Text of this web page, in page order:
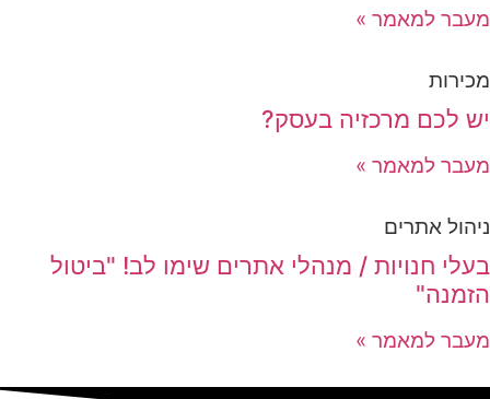
מעבר למאמר »
מכירות
יש לכם מרכזיה בעסק?
מעבר למאמר »
ניהול אתרים
בעלי חנויות / מנהלי אתרים שימו לב! "ביטול
הזמנה"
מעבר למאמר »